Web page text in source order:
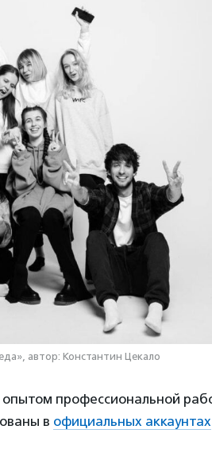
автор: Константин Цекало
профессиональной
в официальных аккаунтах